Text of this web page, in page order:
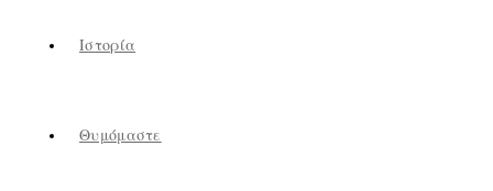
Ιστορία
Θυμόμαστε